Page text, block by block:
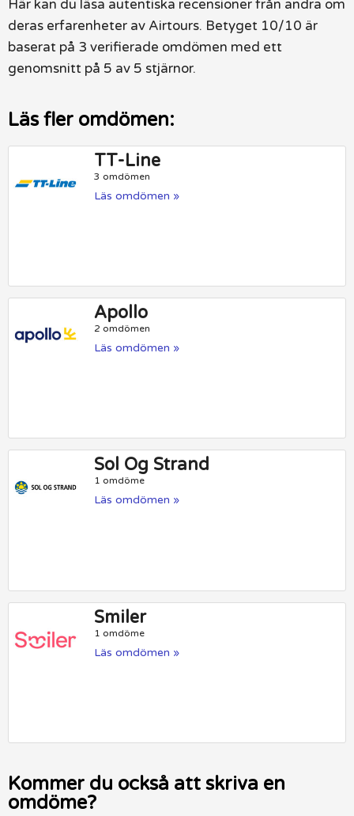
Här kan du läsa autentiska recensioner från andra om
deras erfarenheter av Airtours. Betyget 10/10 är
baserat på 3 verifierade omdömen med ett
genomsnitt på 5 av 5 stjärnor.
Läs fler omdömen:
TT-Line
3 omdömen
Läs omdömen »
Apollo
2 omdömen
Läs omdömen »
Sol Og Strand
1 omdöme
Läs omdömen »
Smiler
1 omdöme
Läs omdömen »
Kommer du också att skriva en
omdöme?